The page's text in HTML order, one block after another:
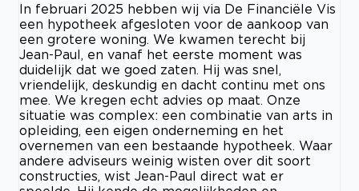
In februari 2025 hebben wij via De Financiële Vis
een hypotheek afgesloten voor de aankoop van
een grotere woning. We kwamen terecht bij
Jean-Paul, en vanaf het eerste moment was
duidelijk dat we goed zaten. Hij was snel,
vriendelijk, deskundig en dacht continu met ons
mee. We kregen echt advies op maat. Onze
situatie was complex: een combinatie van arts in
opleiding, een eigen onderneming en het
overnemen van een bestaande hypotheek. Waar
andere adviseurs weinig wisten over dit soort
constructies, wist Jean-Paul direct wat er